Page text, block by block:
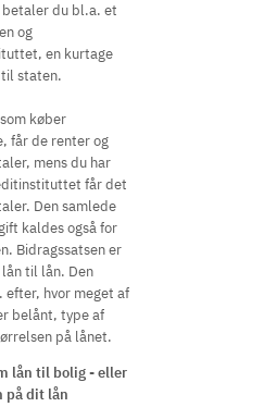
du bl.a. et
og
en kurtage
staten.
køber
får de renter og
mens du har
får det
Den samlede
kaldes også for
Bidragssatsen er
til lån. Den
efter, hvor meget af
belånt, type af
på lånet.
lån til bolig - eller
på dit lån